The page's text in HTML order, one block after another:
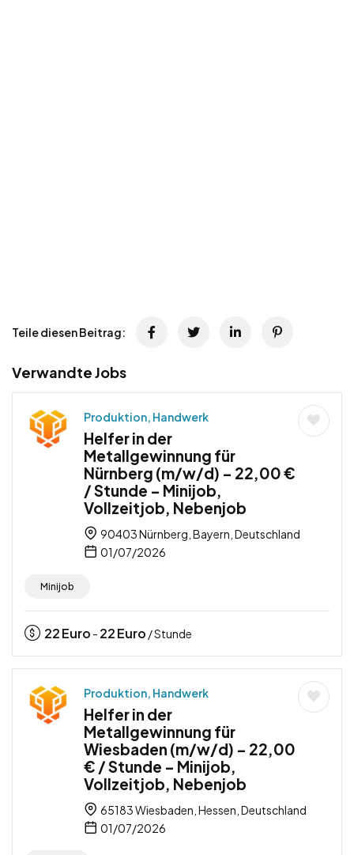
Teile diesen Beitrag:
Verwandte Jobs
Produktion, Handwerk
Helfer in der
Metallgewinnung für
Nürnberg (m/w/d) – 22,00 €
/ Stunde – Minijob,
Vollzeitjob, Nebenjob
90403 Nürnberg, Bayern, Deutschland
01/07/2026
Minijob
22Euro - 22Euro / Stunde
Produktion, Handwerk
Helfer in der
Metallgewinnung für
Wiesbaden (m/w/d) – 22,00
€ / Stunde – Minijob,
Vollzeitjob, Nebenjob
65183 Wiesbaden, Hessen, Deutschland
01/07/2026